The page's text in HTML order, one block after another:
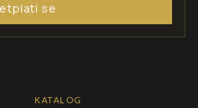
se
KATALOG